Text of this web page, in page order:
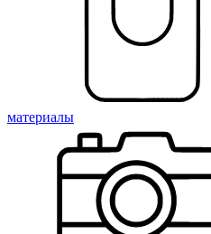
материалы